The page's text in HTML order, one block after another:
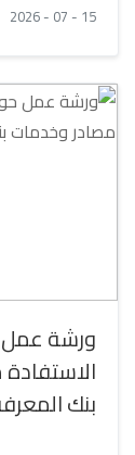
15 - 07 - 2026
ورشة
بنك